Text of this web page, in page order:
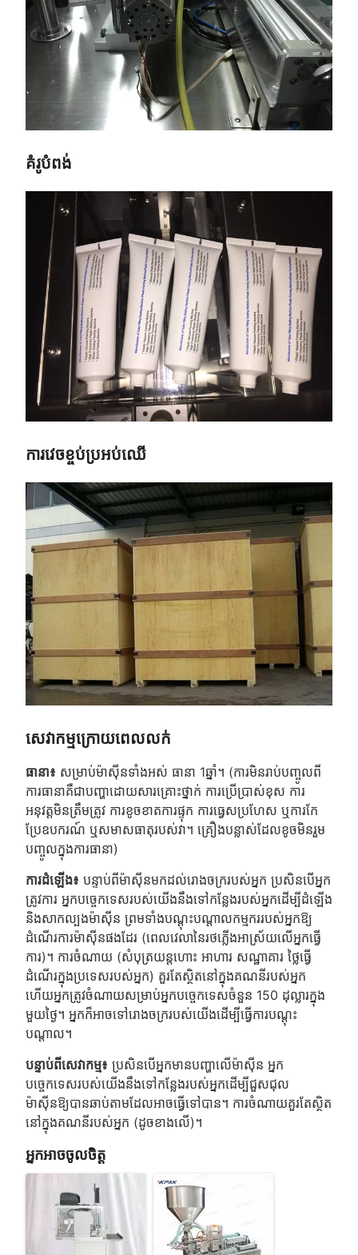
គំរូបំពង់
ការវេចខ្ចប់ប្រអប់ឈើ
សេវាកម្មក្រោយពេលលក់
ធានា៖ សម្រាប់ម៉ាស៊ីនទាំងអស់ ធានា 1ឆ្នាំ។ (ការមិនរាប់បញ្ចូលពី
ការធានាគឺជាបញ្ហាដោយសារគ្រោះថ្នាក់ ការប្រើប្រាស់ខុស ការ
អនុវត្តមិនត្រឹមត្រូវ ការខូចខាតការផ្ទុក ការធ្វេសប្រហែស ឬការកែ
ប្រែឧបករណ៍ ឬសមាសធាតុរបស់វា។ គ្រឿងបន្លាស់ដែលខូចមិនរួម
បញ្ចូលក្នុងការធានា)
ការដំឡើង៖ បន្ទាប់ពីម៉ាស៊ីនមកដល់រោងចក្ររបស់អ្នក ប្រសិនបើអ្នក
ត្រូវការ អ្នកបច្ចេកទេសរបស់យើងនឹងទៅកន្លែងរបស់អ្នកដើម្បីដំឡើង
និងសាកល្បងម៉ាស៊ីន ព្រមទាំងបណ្តុះបណ្តាលកម្មកររបស់អ្នកឱ្យ
ដំណើរការម៉ាស៊ីនផងដែរ (ពេលវេលានៃរថភ្លើងអាស្រ័យលើអ្នកធ្វើ
ការ)។ ការចំណាយ (សំបុត្រយន្តហោះ អាហារ សណ្ឋាគារ ថ្លៃធ្វើ
ដំណើរក្នុងប្រទេសរបស់អ្នក) គួរតែស្ថិតនៅក្នុងគណនីរបស់អ្នក
ហើយអ្នកត្រូវចំណាយសម្រាប់អ្នកបច្ចេកទេសចំនួន 150 ដុល្លារក្នុង
មួយថ្ងៃ។ អ្នកក៏អាចទៅរោងចក្ររបស់យើងដើម្បីធ្វើការបណ្តុះ
បណ្តាល។
បន្ទាប់ពីសេវាកម្ម៖ ប្រសិនបើអ្នកមានបញ្ហាលើម៉ាស៊ីន អ្នក
បច្ចេកទេសរបស់យើងនឹងទៅកន្លែងរបស់អ្នកដើម្បីជួសជុល
ម៉ាស៊ីនឱ្យបានឆាប់តាមដែលអាចធ្វើទៅបាន។ ការចំណាយគួរតែស្ថិត
នៅក្នុងគណនីរបស់អ្នក (ដូចខាងលើ)។
អ្នកអាចចូលចិត្ត